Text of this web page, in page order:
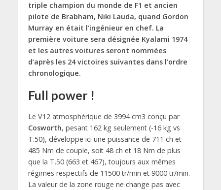
triple champion du monde de F1 et ancien
pilote de Brabham, Niki Lauda, quand Gordon
Murray en était l’ingénieur en chef. La
première voiture sera désignée Kyalami 1974
et les autres voitures seront nommées
d’après les 24 victoires suivantes dans l’ordre
chronologique.
Full power !
Le V12 atmosphérique de 3994 cm3 conçu par
Cosworth, pesant 162 kg seulement (-16 kg vs
T.50), développe ici une puissance de 711 ch et
485 Nm de couple, soit 48 ch et 18 Nm de plus
que la T.50 (663 et 467), toujours aux mêmes
régimes respectifs de 11500 tr/min et 9000 tr/min.
La valeur de la zone rouge ne change pas avec